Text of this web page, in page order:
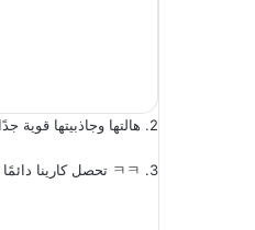
2. هالتها وجاذبيتها قوية جدًا! أوه كارينا ستظلين مشهورة دائمًا دون أي دفعة من وكالتك!
3. ㅋㅋ تحصل كارينا دائمًا على لحظتها دون محاولة أو ضغط من أي شخص. إنها مجرد نجمة